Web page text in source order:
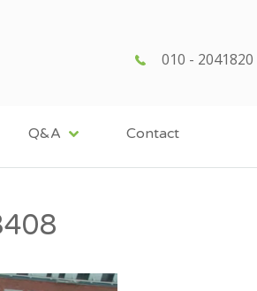
010 - 2041820
Q&A Contact